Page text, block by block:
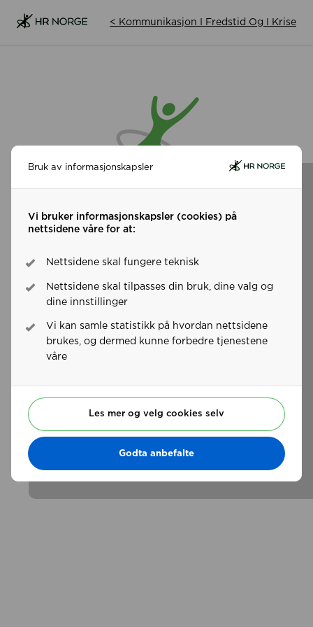
Bruk av informasjonskapsler
Vi bruker informasjonskapsler (cookies) på
nettsidene våre for at:
Nettsidene skal fungere teknisk
Nettsidene skal tilpasses din bruk, dine valg og
dine innstillinger
Vi kan samle statistikk på hvordan nettsidene
brukes, og dermed kunne forbedre tjenestene
våre
Les mer og velg cookies selv
Godta anbefalte
< Kommunikasjon I Fredstid Og I Krise
Prøv på nytt